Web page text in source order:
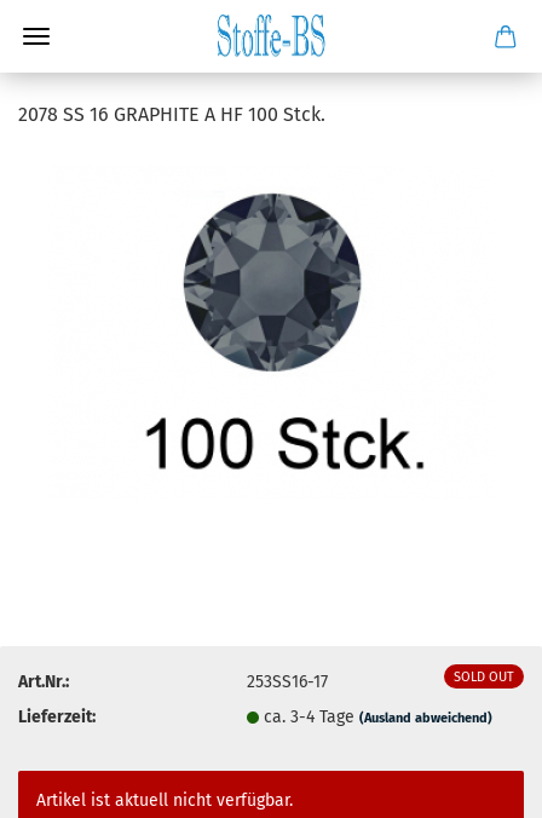
2078 SS 16 GRAPHITE A HF 100 Stck.
SOLD OUT
Art.Nr.:
253SS16-17
Lieferzeit:
ca. 3-4 Tage(Ausland abweichend)
Artikel ist aktuell nicht verfügbar.